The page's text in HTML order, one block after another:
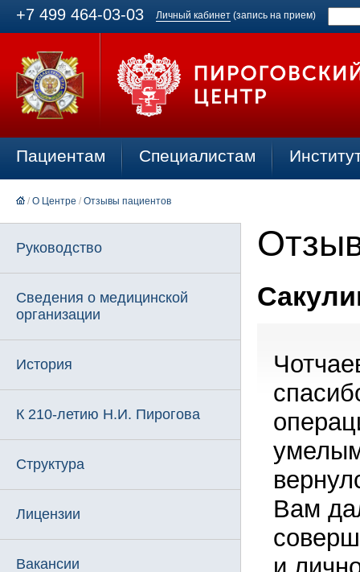
+7 499 464-03-03 Личный кабинет (запись на прием)
Пациентам Специалистам
/ О Центре / Отзывы пациентов
Руководство
Сведения о медицинской
организации
История
К 210-летию Н.И. Пирогова
Структура
Лицензии
Вакансии
Вам